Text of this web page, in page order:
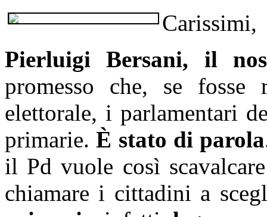
Carissimi,
Pierluigi Bersani, il
promesso che, se fosse
elettorale, i parlamentari
primarie.È stato di parola
il Pd vuole così
chiamare i cittadini a